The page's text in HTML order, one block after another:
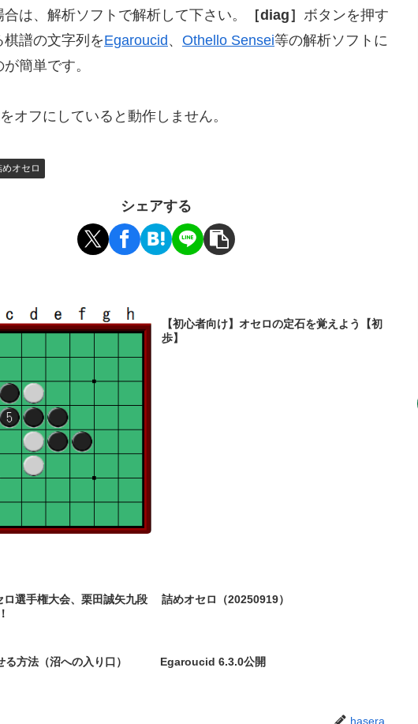
は、解析ソフトで解析して下さい。
［diag］ ボタンを押す
棋譜の文字列をEgaroucid、 Othello Sensei等の解析ソフトに
簡単です。
オフにしていると動作しません。
めオセロ
シェアする
【初心者向け】オセロの定石を覚えよう【初
歩】
選手権大会、栗田誠矢九段
詰めオセロ（20250919）
方法（沼への入り口） Egaroucid 6.3.0公開
hasera